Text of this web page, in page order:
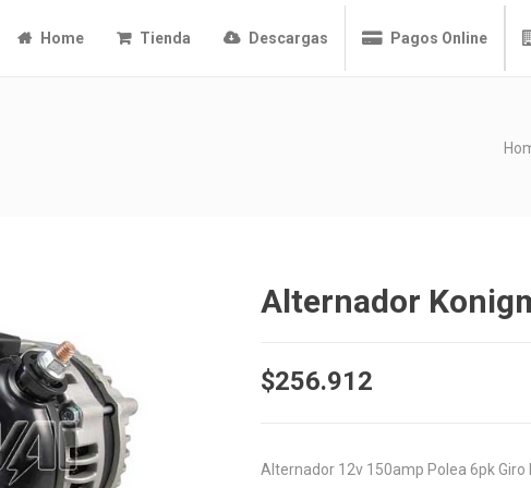
Home Tienda Descargas Pagos Online
Alternador
$256.912
Alternador 12v 150amp Polea 6pk